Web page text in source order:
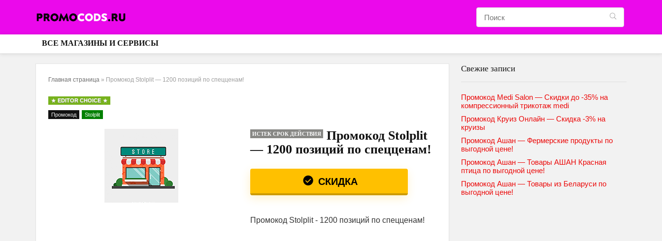
ВСЕ МАГАЗИНЫ И СЕРВИСЫ
Главная страница » Промокод Stolplit — 1200 позиций по спецценам!
EDITOR CHOICE
Промокод Stolplit
ИСТЕК СРОК ДЕЙСТВИЯ
Промокод Stolplit
— 1200 позиций по спецценам!
СКИДКА
Промокод Stolplit - 1200 позиций по спецценам!
Свежие записи
Промокод Medi Salon — Скидки до -35% на
компрессионный трикотаж medi
Промокод Круиз Онлайн — Скидка -3% на
круизы
Промокод Ашан — Фермерские продукты по
выгодной цене!
Промокод Ашан — Товары АШАН Красная
птица по выгодной цене!
Промокод Ашан — Товары из Беларуси по
выгодной цене!